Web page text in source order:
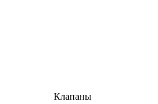
Клапаны